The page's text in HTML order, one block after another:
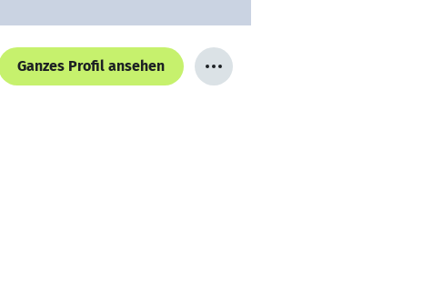
Ganzes Profil ansehen